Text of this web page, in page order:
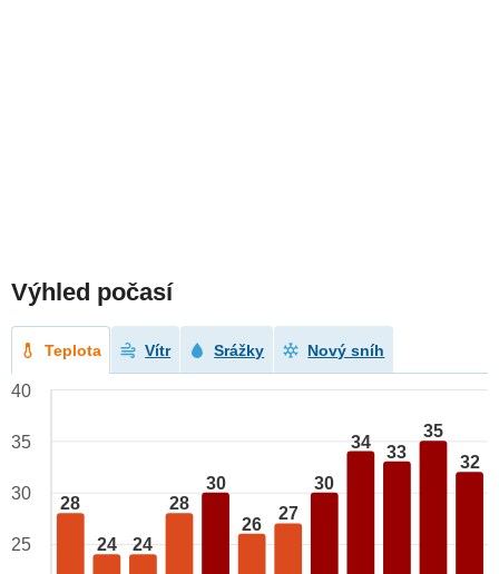
Výhled počasí
Teplota Vítr Srážky Nový sníh
28
24 24
28
30
26
27
30
34
33
35
32
40
35
30
25